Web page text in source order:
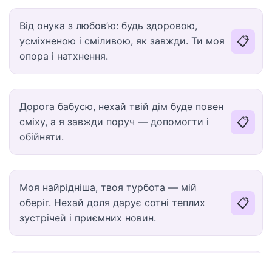
Від онука з любов’ю: будь здоровою,
усміхненою і сміливою, як завжди. Ти моя
опора і натхнення.
📋
Дорога бабусю, нехай твій дім буде повен
сміху, а я завжди поруч — допомогти і
обійняти.
📋
Моя найрідніша, твоя турбота — мій
оберіг. Нехай доля дарує сотні теплих
зустрічей і приємних новин.
📋